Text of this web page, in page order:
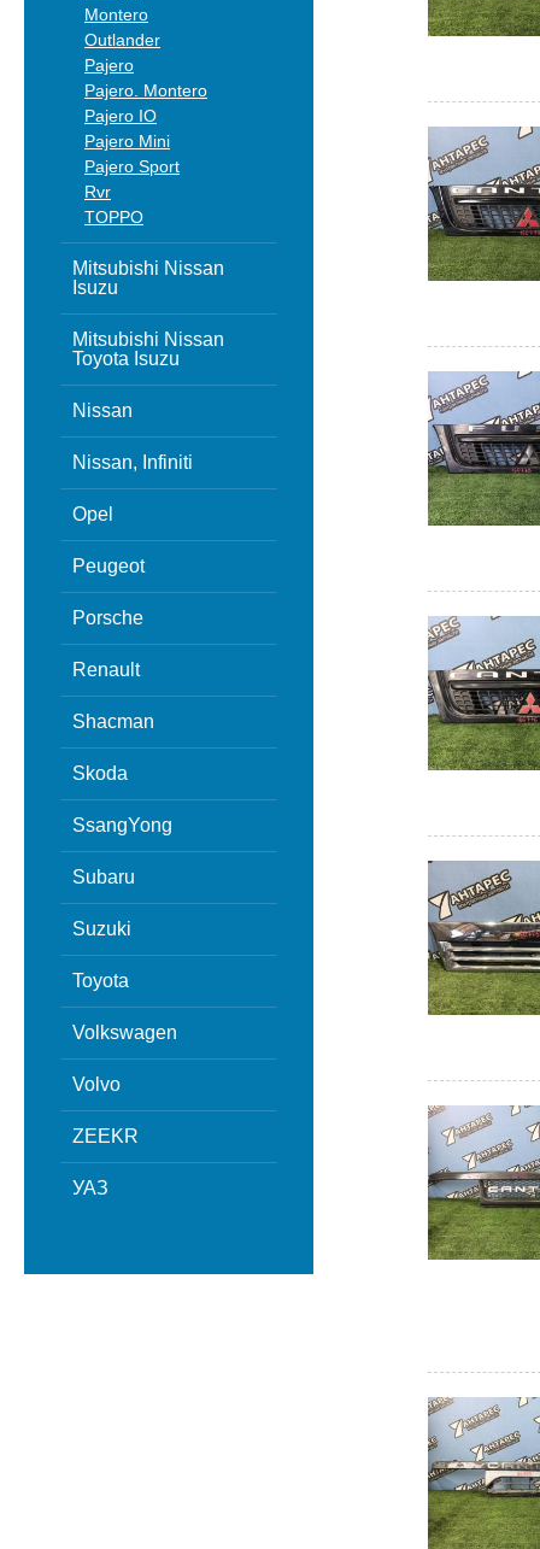
Montero
Outlander
Pajero
Pajero. Montero
Pajero IO
Pajero Mini
Pajero Sport
Rvr
TOPPO
Mitsubishi Nissan
Isuzu
Mitsubishi Nissan
Toyota Isuzu
Nissan
Nissan, Infiniti
Opel
Peugeot
Porsche
Renault
Shacman
Skoda
SsangYong
Subaru
Suzuki
Toyota
Volkswagen
Volvo
ZEEKR
УАЗ